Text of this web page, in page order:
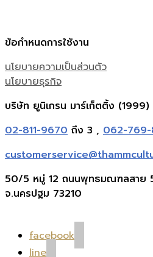
ข้อกำหนดการใช้งาน
นโยบายความเป็นส่วนตัว
นโยบายธุรกิจ
บริษัท ยูนิเกรน มาร์เก็ตติ้ง (1999)
02-811-9670 ถึง 3 , 062-
50/5 หมู่ 12 ถนนพุทธมณฑลสาย
จ.นครปฐม 73210
facebook
line